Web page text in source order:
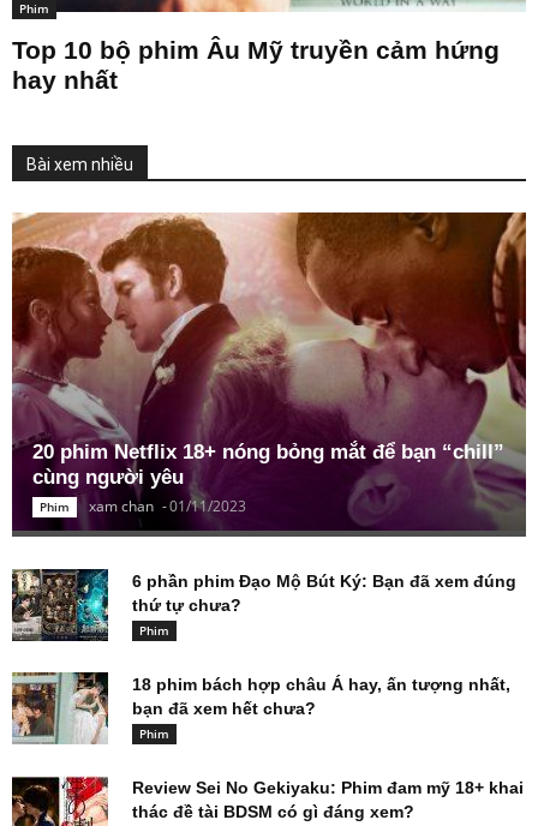
Phim
Top 10 bộ phim Âu Mỹ truyền cảm hứng
hay nhất
Bài xem nhiều
20 phim Netflix 18+ nóng bỏng mắt để bạn “chill”
cùng người yêu
Phim xam chan -01/11/2023
6 phần phim Đạo Mộ Bút Ký: Bạn đã xem đúng
thứ tự chưa?
Phim
18 phim bách hợp châu Á hay, ấn tượng nhất,
bạn đã xem hết chưa?
Phim
Review Sei No Gekiyaku: Phim đam mỹ 18+ khai
thác đề tài BDSM có gì đáng xem?